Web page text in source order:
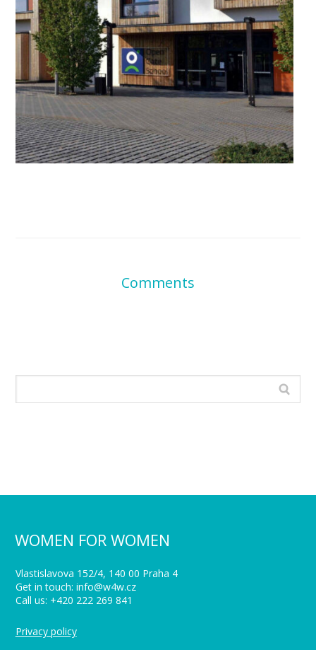
Comments
WOMEN FOR WOMEN
Vlastislavova 152/4, 140 00 Praha 4
Get in touch: info@w4w.cz
Call us: +420 222 269 841
Privacy policy